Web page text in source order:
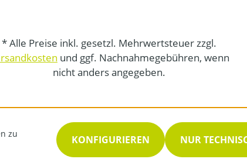
* Alle Preise inkl. gesetzl. Mehrwertsteuer zzgl.
und ggf. Nachnahmegebühren, wenn
nicht anders angegeben.
zu
NUR
KONFIGURIEREN